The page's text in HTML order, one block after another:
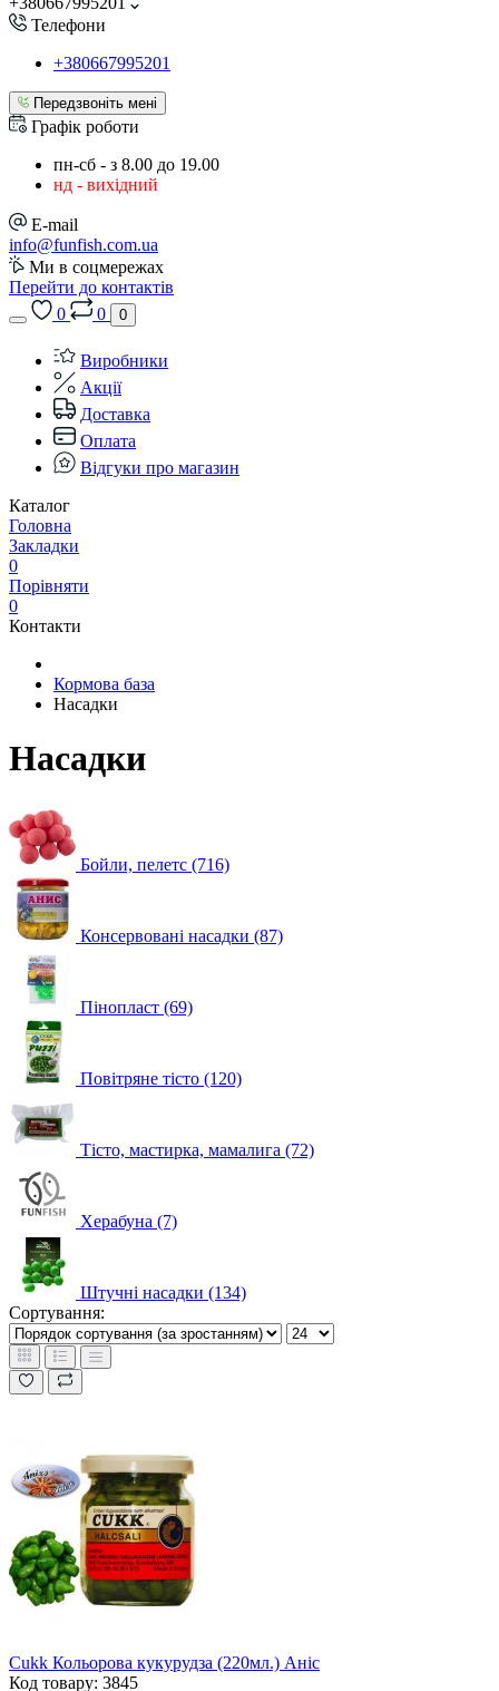
Телефони
+380667995201
Передзвоніть мені
Графік роботи
пн-сб - з 8.00 до 19.00
нд - вихідний
E-mail
info@funfish.com.ua
Ми в соцмережах
Перейти до контактів
0
0 0
Виробники
Акції
Доставка
Оплата
Відгуки про магазин
Каталог
Головна
Закладки
0
Порівняти
0
Контакти
Кормова база
Насадки
Насадки
Бойли, пелетс (716)
Консервовані насадки (87)
Пінопласт (69)
Повітряне тісто (120)
Тісто, мастирка, мамалига (72)
Херабуна (7)
Штучні насадки (134)
Сортування:
Cukk Кольорова кукурудза (220мл.) Аніс
Код товару: 3845